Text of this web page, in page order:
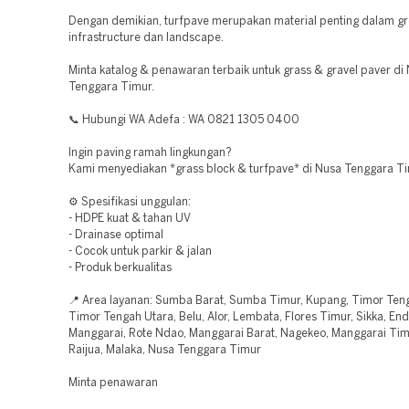
Dengan demikian, turfpave merupakan material penting dalam
infrastructure dan landscape.
Minta katalog & penawaran terbaik untuk grass & gravel paver di
Tenggara Timur.
📞 Hubungi WA Adefa : WA 0821 1305 0400
Ingin paving ramah lingkungan?
Kami menyediakan *grass block & turfpave* di Nusa Tenggara
⚙️ Spesifikasi unggulan:
- HDPE kuat & tahan UV
- Drainase optimal
- Cocok untuk parkir & jalan
- Produk berkualitas
📍 Area layanan: Sumba Barat, Sumba Timur, Kupang, Timor
Timor Tengah Utara, Belu, Alor, Lembata, Flores Timur, Sikka,
Manggarai, Rote Ndao, Manggarai Barat, Nagekeo, Manggarai
Raijua, Malaka, Nusa Tenggara Timur
Minta penawaran